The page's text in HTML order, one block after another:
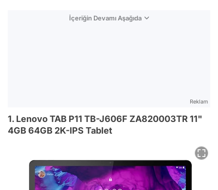
İçeriğin Devamı Aşağıda
Reklam
1. Lenovo TAB P11 TB-J606F ZA820003TR 11"
4GB 64GB 2K-IPS Tablet